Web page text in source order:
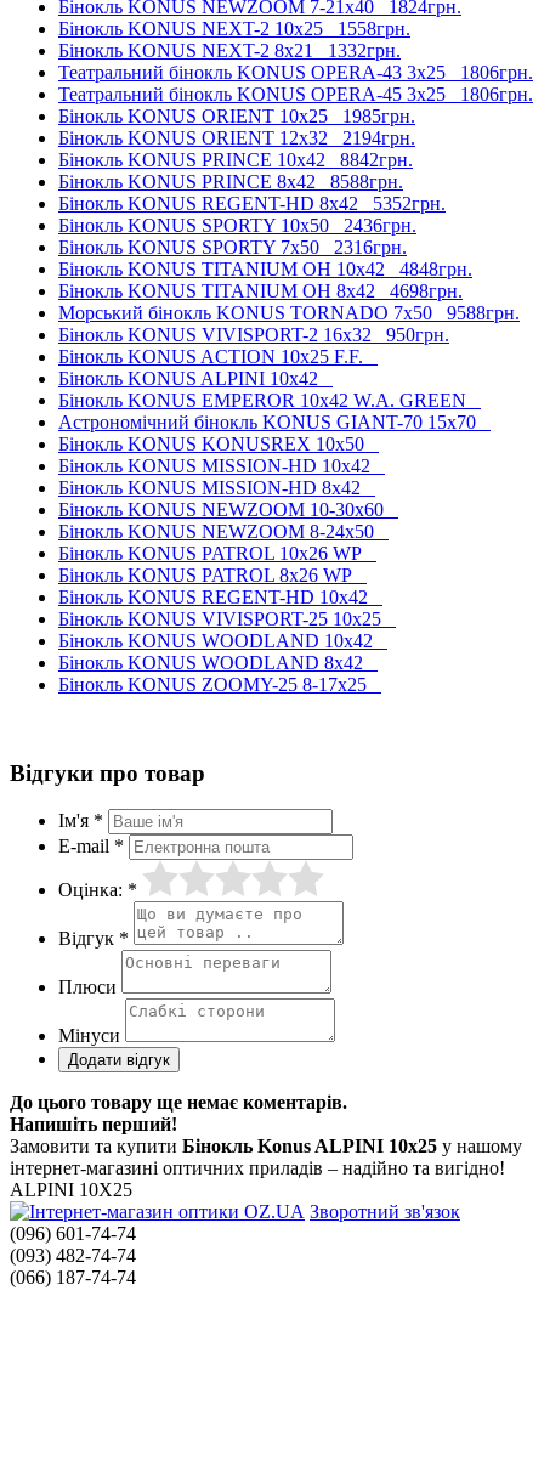
Бінокль KONUS NEWZOOM 7-21x40 1824грн.
Бінокль KONUS NEXT-2 10x25 1558грн.
Бінокль KONUS NEXT-2 8x21 1332грн.
Театральний бінокль KONUS OPERA-43 3x25 1806грн.
Театральний бінокль KONUS OPERA-45 3x25 1806грн.
Бінокль KONUS ORIENT 10x25 1985грн.
Бінокль KONUS ORIENT 12x32 2194грн.
Бінокль KONUS PRINCE 10x42 8842грн.
Бінокль KONUS PRINCE 8x42 8588грн.
Бінокль KONUS REGENT-HD 8x42 5352грн.
Бінокль KONUS SPORTY 10x50 2436грн.
Бінокль KONUS SPORTY 7x50 2316грн.
Бінокль KONUS TITANIUM OH 10x42 4848грн.
Бінокль KONUS TITANIUM OH 8x42 4698грн.
Морський бінокль KONUS TORNADO 7x50 9588грн.
Бінокль KONUS VIVISPORT-2 16x32 950грн.
Бінокль KONUS ACTION 10x25 F.F.
Бінокль KONUS ALPINI 10x42
Бінокль KONUS EMPEROR 10x42 W.A. GREEN
Астрономічний бінокль KONUS GIANT-70 15x70
Бінокль KONUS KONUSREX 10x50
Бінокль KONUS MISSION-HD 10x42
Бінокль KONUS MISSION-HD 8x42
Бінокль KONUS NEWZOOM 10-30x60
Бінокль KONUS NEWZOOM 8-24x50
Бінокль KONUS PATROL 10x26 WP
Бінокль KONUS PATROL 8x26 WP
Бінокль KONUS REGENT-HD 10x42
Бінокль KONUS VIVISPORT-25 10x25
Бінокль KONUS WOODLAND 10x42
Бінокль KONUS WOODLAND 8x42
Бінокль KONUS ZOOMY-25 8-17x25
Відгуки про товар
Ім'я *
E-mail *
Оцінка: *
Відгук *
Плюси
Мінуси
До цього товару ще немає коментарів.
Напишіть перший!
Замовити та купити Бінокль Konus ALPINI 10x25 у нашому
інтернет-магазині оптичних приладів – надійно та вигідно!
ALPINI 10X25
Зворотний зв'язок
(096) 601-74-74
(093) 482-74-74
(066) 187-74-74